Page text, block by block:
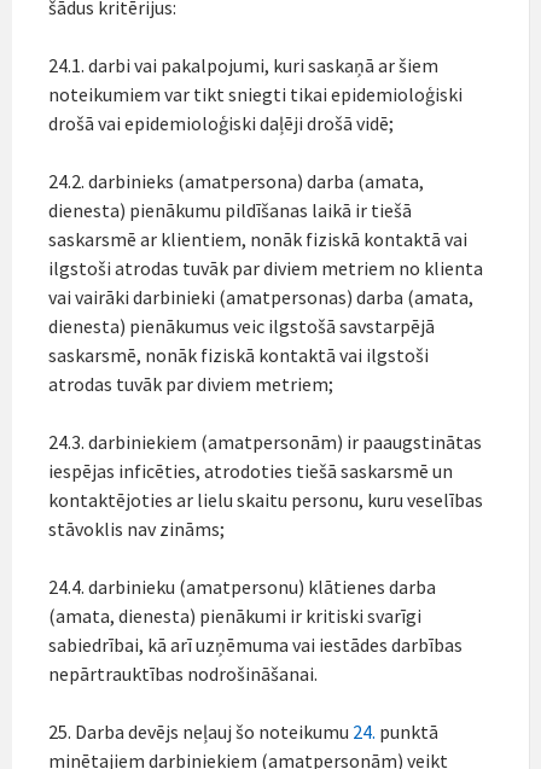
šādus kritērijus:
24.1. darbi vai pakalpojumi, kuri saskaņā ar šiem
noteikumiem var tikt sniegti tikai epidemioloģiski
drošā vai epidemioloģiski daļēji drošā vidē;
24.2. darbinieks (amatpersona) darba (amata,
dienesta) pienākumu pildīšanas laikā ir tiešā
saskarsmē ar klientiem, nonāk fiziskā kontaktā vai
ilgstoši atrodas tuvāk par diviem metriem no klienta
vai vairāki darbinieki (amatpersonas) darba (amata,
dienesta) pienākumus veic ilgstošā savstarpējā
saskarsmē, nonāk fiziskā kontaktā vai ilgstoši
atrodas tuvāk par diviem metriem;
24.3. darbiniekiem (amatpersonām) ir paaugstinātas
iespējas inficēties, atrodoties tiešā saskarsmē un
kontaktējoties ar lielu skaitu personu, kuru veselības
stāvoklis nav zināms;
24.4. darbinieku (amatpersonu) klātienes darba
(amata, dienesta) pienākumi ir kritiski svarīgi
sabiedrībai, kā arī uzņēmuma vai iestādes darbības
nepārtrauktības nodrošināšanai.
25. Darba devējs neļauj šo noteikumu 24. punktā
minētajiem darbiniekiem (amatpersonām) veikt